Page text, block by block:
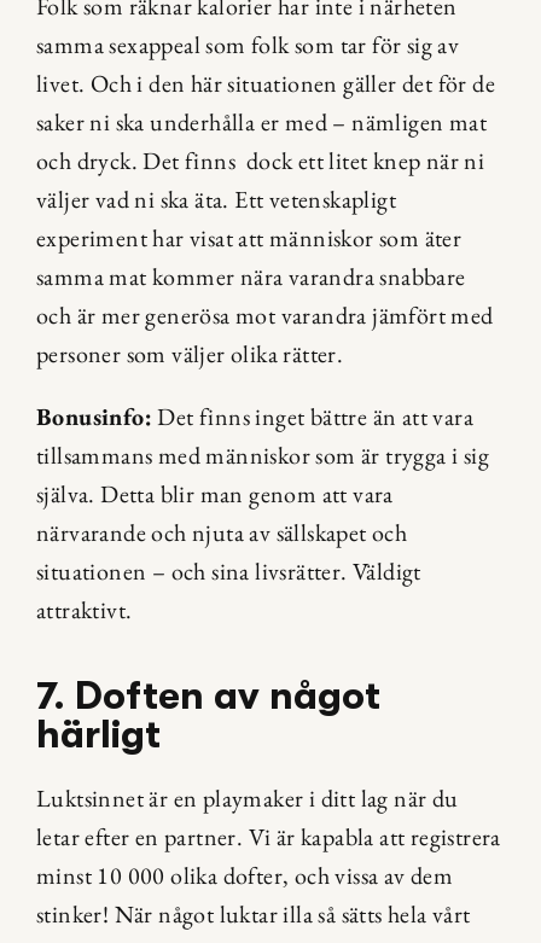
samma sexappeal som folk som tar för sig av
livet. Och i den här situationen gäller det för de
saker ni ska underhålla er med – nämligen mat
och dryck. Det finns  dock ett litet knep när ni
väljer vad ni ska äta. Ett vetenskapligt
experiment har visat att människor som äter
samma mat kommer nära varandra snabbare
och är mer generösa mot varandra jämfört med
personer som väljer olika rätter.
Bonusinfo: Det finns inget bättre än att vara
tillsammans med människor som är trygga i sig
själva. Detta blir man genom att vara
närvarande och njuta av sällskapet och
situationen – och sina livsrätter. Väldigt
attraktivt.
7. Doften av något
härligt
Luktsinnet är en playmaker i ditt lag när du
letar efter en partner. Vi är kapabla att registrera
minst 10 000 olika dofter, och vissa av dem
stinker! När något luktar illa så sätts hela vårt